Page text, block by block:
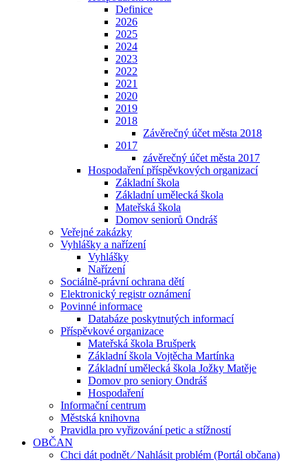
Definice
2026
2025
2024
2023
2022
2021
2020
2019
2018
Závěrečný účet města 2018
2017
závěrečný účet města 2017
Hospodaření příspěvkových organizací
Základní škola
Základní umělecká škola
Mateřská škola
Domov seniorů Ondráš
Veřejné zakázky
Vyhlášky a nařízení
Vyhlášky
Nařízení
Sociálně-právní ochrana dětí
Elektronický registr oznámení
Povinné informace
Databáze poskytnutých informací
Příspěvkové organizace
Mateřská škola Brušperk
Základní škola Vojtěcha Martínka
Základní umělecká škola Jožky Matěje
Domov pro seniory Ondráš
Hospodaření
Informační centrum
Městská knihovna
Pravidla pro vyřizování petic a stížností
OBČAN
Chci dát podnět ⁄ Nahlásit problém (Portál občana)